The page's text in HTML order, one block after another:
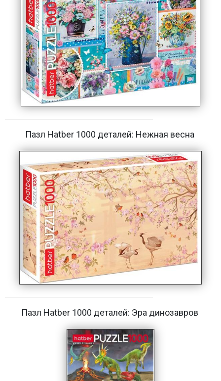
Пазл Hatber 1000 деталей: Нежная весна
Пазл Hatber 1000 деталей: Эра динозавров